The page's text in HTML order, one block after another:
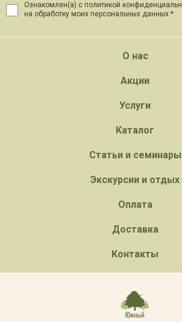
Ознакомлен(а) с политикой
на обработку моих персональных данных *
О нас
Акции
Услуги
Каталог
Статьи и семинары
Экскурсии и отдых
Оплата
Доставка
Контакты